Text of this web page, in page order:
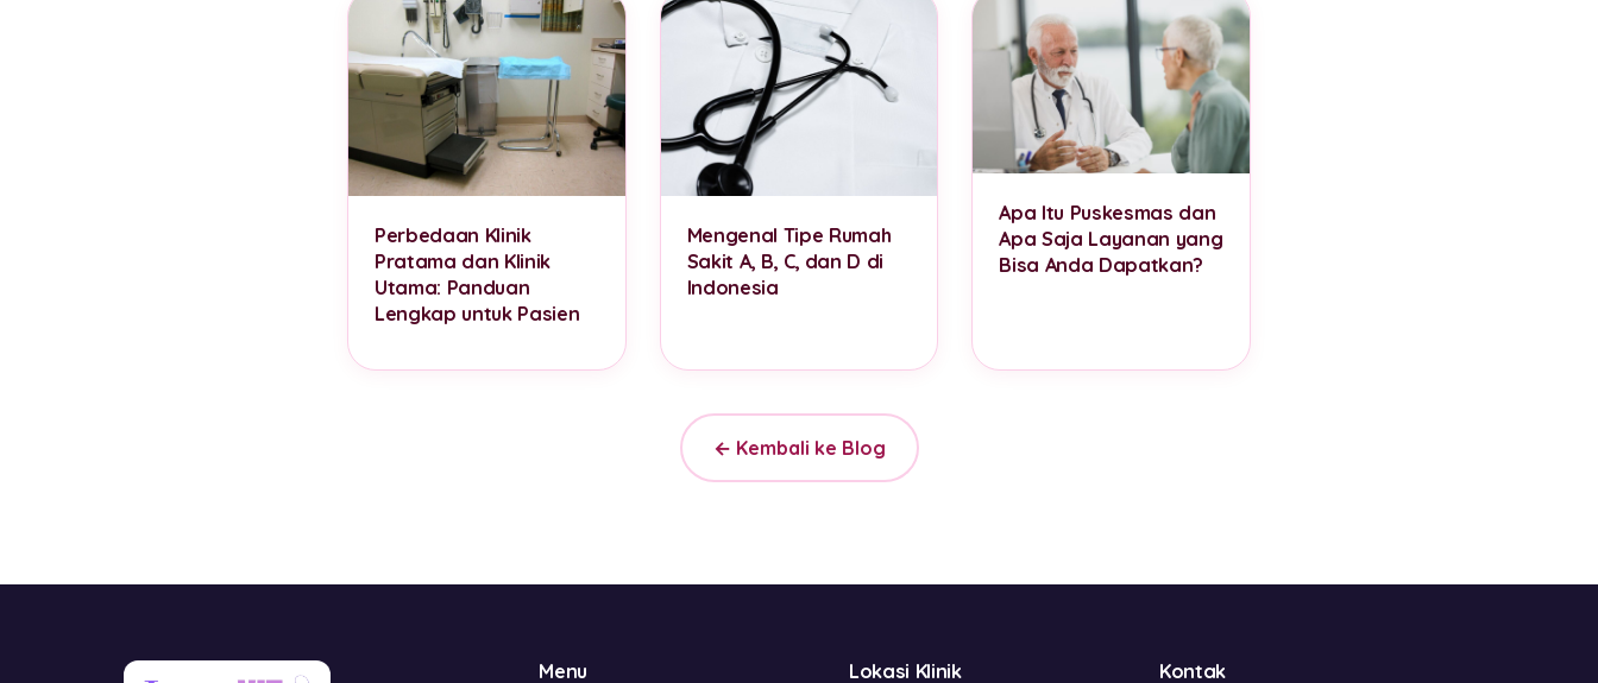
Perbedaan Klinik
Pratama dan Klinik
Utama: Panduan
Lengkap untuk Pasien
Mengenal Tipe Rumah
Sakit A, B, C, dan D di
Indonesia
Apa Itu Puskesmas dan
Apa Saja Layanan yang
Bisa Anda Dapatkan?
← Kembali ke Blog
Menu Lokasi Klinik Kontak